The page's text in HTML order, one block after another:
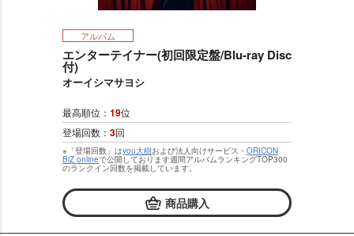
アルバム
エンターテイナー(初回限定盤/Blu-ray Disc
付)
オーイシマサヨシ
最高順位： 19位
登場回数： 3回
※「登場回数」はyou大樹および法人向けサービス・ ORICON
BiZ onlineで公開しております週間アルバムランキングTOP300
のランクイン回数を掲載しています。
商品購入